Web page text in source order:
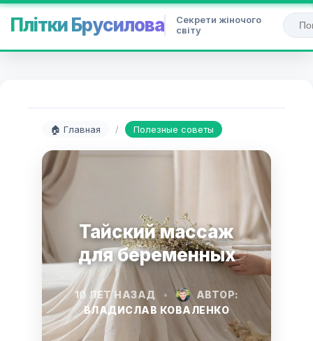
Плітки Брусилова
Секрети жіночого
світу
🏠 Главная / Полезные советы
Тайский массаж
для беременных
10 ЛЕТ НАЗАД •
АВТОР:
ВЛАДИСЛАВ КОВАЛЕНКО